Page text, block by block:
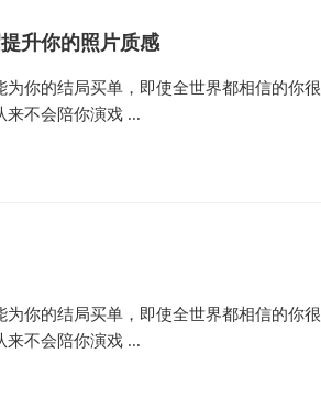
升你的照片质感
你的结局买单，即使全世界都相信的你很
来不会陪你演戏 ...
你的结局买单，即使全世界都相信的你很
来不会陪你演戏 ...